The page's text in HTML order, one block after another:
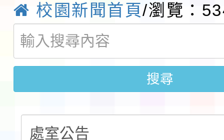
會」之「藝術教育日」
第2次招考代課鐘點教
告(採1次公告分次招考)
115 年度兒童課後照顧
0 小時業訓練課程
轉知本市體育總會划船
「115年桃園市運動會
錦標賽」海洋艇及
「114-115年度
計畫」公費接種對象擴
115學年度迎新活動暨
校園新聞首頁/瀏覽：
搜尋